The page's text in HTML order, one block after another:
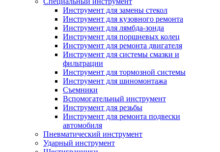
Инструмент для замены стекол
Инструмент для кузовного ремонта
Инструмент для лямбда-зонда
Инструмент для поршневых колец
Инструмент для ремонта двигателя
Инструмент для системы смазки и
фильтрации
Инструмент для тормозной системы
Инструмент для шиномонтажа
Съемники
Вспомогательный инструмент
Инструмент для резьбы
Инструмент для ремонта подвески
автомобиля
Пневматический инструмент
Ударный инструмент